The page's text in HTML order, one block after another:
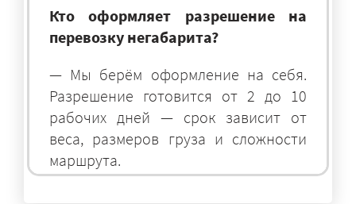
Кто оформляет разрешение на
перевозку негабарита?
— Мы берём оформление на себя.
Разрешение готовится от 2 до 10
рабочих дней — срок зависит от
веса, размеров груза и сложности
маршрута.